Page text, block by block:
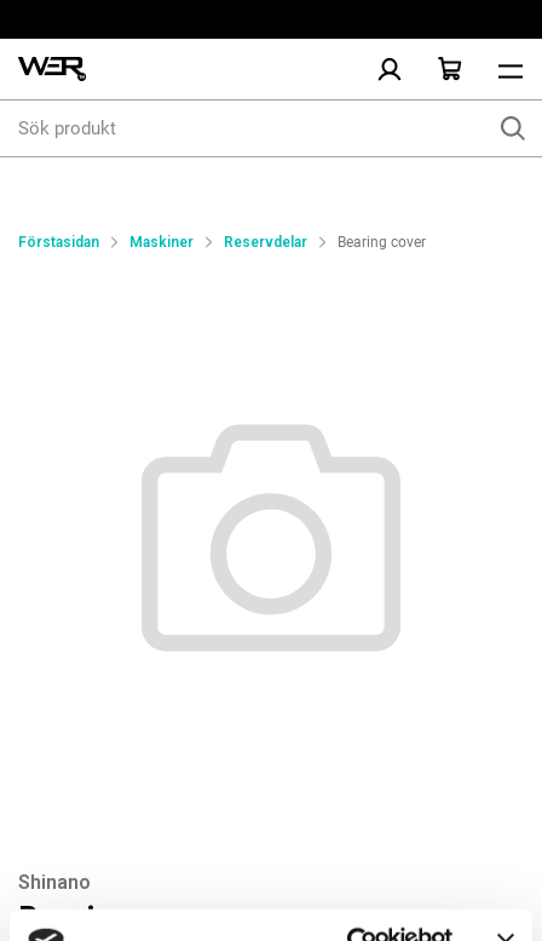
produkt
Förstasidan Maskiner Reservdelar Bearing cover
Shinano
Bearing cover